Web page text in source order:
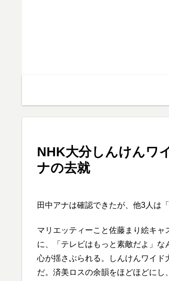
NHK大分しんけんワ
ナの去就
田中アナは確認できたが、他3人は
マリエッティーこと佐藤まり絵キ
に、「テレビはもっと素敵だよ」
心が揺さぶられる。しんけんワイド
だ。済美ロスの余韻をほどほどにし